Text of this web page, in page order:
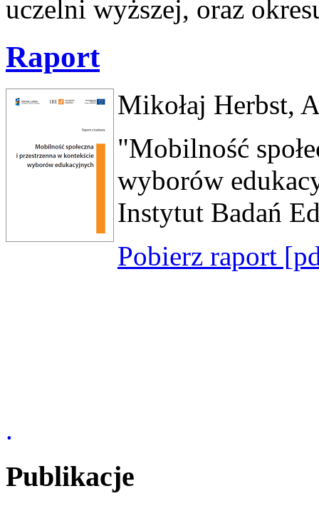
uczelni wyższej, oraz
Raport
Mikołaj Herbst,
"Mobilność
wyborów
Instytut Badań
Pobierz raport
.
Publikacje